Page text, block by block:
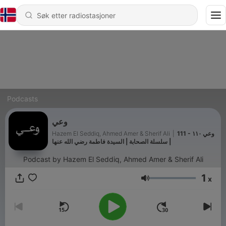
Podcasts
وعي
Hazem El Seddiq, Ahmed Amer & Sherif Ali
111 - وعي ١١٠
| سلسلة الصحابة | السيدة فاطمة رضي الله عنها
Podcast by Hazem El Seddiq, Ahmed Amer & Sherif Ali
Volum 1 x